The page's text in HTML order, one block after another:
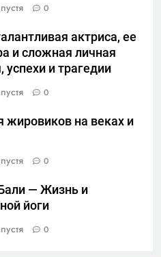
0
актриса, ее
и сложная личная
и трагедии
0
жировиков на веках и
0
— Жизнь и
йоги
0